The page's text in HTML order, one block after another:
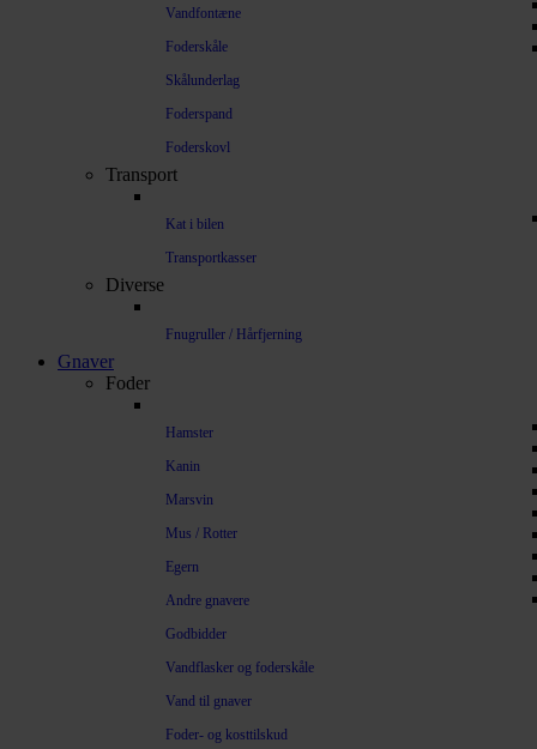
Vandfontæne
Foderskåle
Skålunderlag
Foderspand
Foderskovl
Transport
Kat i bilen
Transportkasser
Diverse
Fnugruller / Hårfjerning
Gnaver
Foder
Hamster
Kanin
Marsvin
Mus / Rotter
Egern
Andre gnavere
Godbidder
Vandflasker og foderskåle
Vand til gnaver
Foder- og kosttilskud